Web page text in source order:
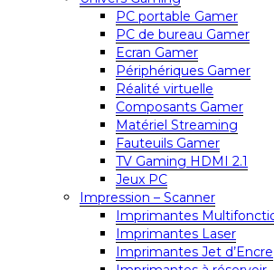
PC portable Gamer
PC de bureau Gamer
Ecran Gamer
Périphériques Gamer
Réalité virtuelle
Composants Gamer
Matériel Streaming
Fauteuils Gamer
TV Gaming HDMI 2.1
Jeux PC
Impression – Scanner
Imprimantes
Imprimantes Laser
Imprimantes Jet d’Encre